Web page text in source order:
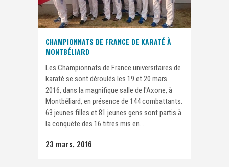
CHAMPIONNATS DE FRANCE DE KARATÉ À
MONTBÉLIARD
Les Championnats de France universitaires de
karaté se sont déroulés les 19 et 20 mars
2016, dans la magnifique salle de l'Axone, à
Montbéliard, en présence de 144 combattants.
63 jeunes filles et 81 jeunes gens sont partis à
la conquête des 16 titres mis en...
23 mars, 2016